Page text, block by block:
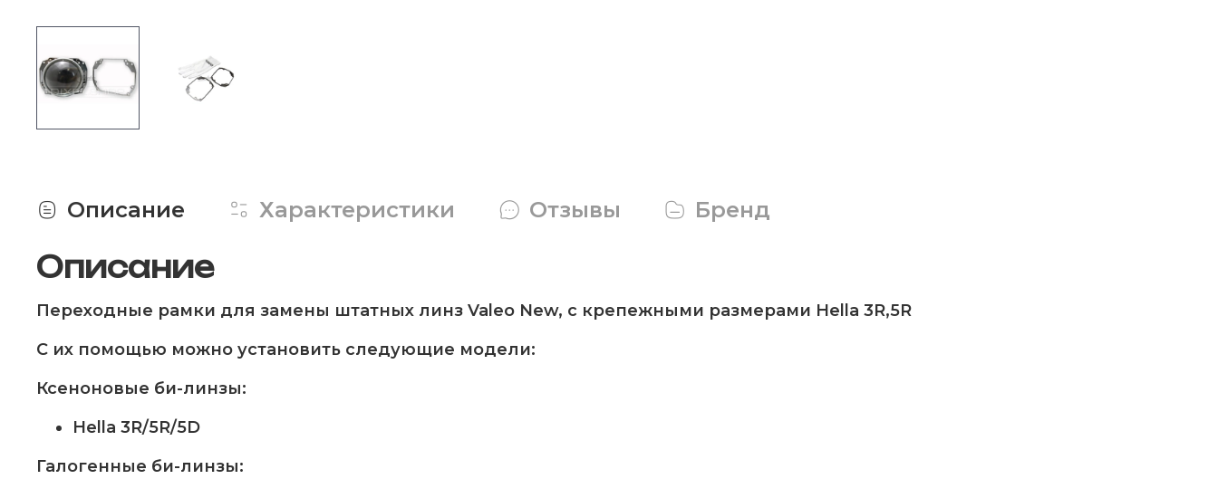
Описание Характеристики Отзывы Бренд
Описание
Переходные рамки для замены штатных линз Valeo New, с крепежными размерами Hella 3R,5R
С их помощью можно установить следующие модели:
Ксеноновые би-линзы:
Hella 3R/5R/5D
Галогенные би-линзы: